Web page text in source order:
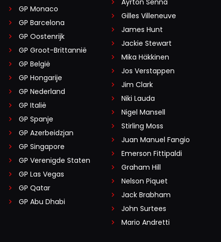
GP Monaco
GP Barcelona
GP Oostenrijk
GP Groot-Brittannië
GP België
GP Hongarije
GP Nederland
GP Italië
GP Spanje
GP Azerbeidzjan
GP Singapore
GP Verenigde Staten
GP Las Vegas
GP Qatar
GP Abu Dhabi
Ayrton Senna
Gilles Villeneuve
James Hunt
Jackie Stewart
Mika Häkkinen
Jos Verstappen
Jim Clark
Niki Lauda
Nigel Mansell
Stirling Moss
Juan Manuel Fangio
Emerson Fittipaldi
Graham Hill
Nelson Piquet
Jack Brabham
John Surtees
Mario Andretti